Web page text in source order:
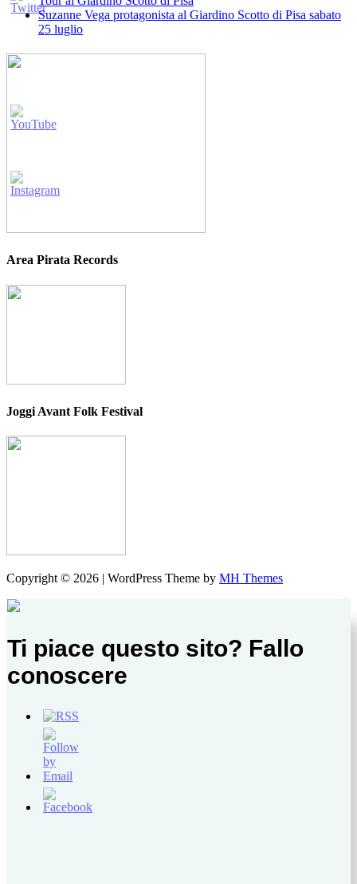
Suzanne Vega protagonista al Giardino Scotto di Pisa sabato
25 luglio
Area Pirata Records
Joggi Avant Folk Festival
Copyright © 2026 | WordPress Theme by MH Themes
Ti piace questo sito? Fallo
conoscere